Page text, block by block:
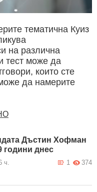
тематична Куиз
на различна
тест може да
които сте
да намерите
Дъстин Хофман
години днес
ч. 374
1